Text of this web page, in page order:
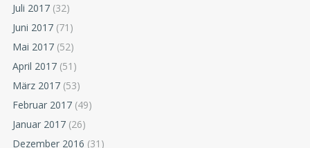
Juli 2017 (32)
Juni 2017 (71)
Mai 2017 (52)
April 2017 (51)
März 2017 (53)
Februar 2017 (49)
Januar 2017 (26)
Dezember 2016 (31)